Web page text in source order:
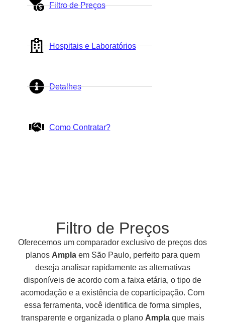
Filtro de Preços
Hospitais e Laboratórios
Detalhes
Como Contratar?
Filtro de Preços
Oferecemos um comparador exclusivo de preços dos
planos Amplaem São Paulo, perfeito para quem
deseja analisar rapidamente as alternativas
disponíveis de acordo com a faixa etária, o tipo de
acomodação e a existência de coparticipação. Com
essa ferramenta, você identifica de forma simples,
transparente e organizada o plano Amplaque mais